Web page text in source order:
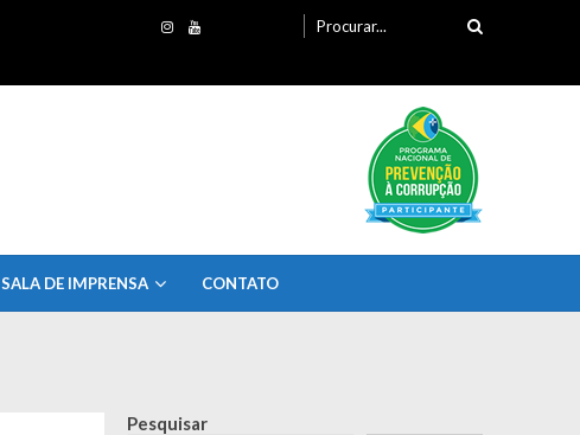
por:
SALA DE IMPRENSA CONTATO
Pesquisar